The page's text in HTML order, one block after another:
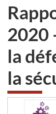
2020
la
la